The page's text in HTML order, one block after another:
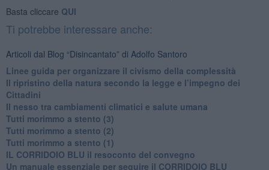
Basta cliccare QUI
Ti potrebbe interessare anche:
Articoli dal Blog “Disincantato” di Adolfo Santoro
​Linee guida per organizzare il civismo della complessità
​Il ripristino della natura secondo la legge e l’impegno dei
Cittadini
Il nesso tra cambiamenti climatici e salute umana
Tutti morimmo a stento (3)
Tutti morimmo a stento (2)
​Tutti morimmo a stento (1)
IL CORRIDOIO BLU il resoconto del convegno
Un manuale essenziale per seguire il CORRIDOIO BLU